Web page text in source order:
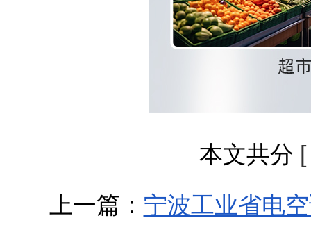
本文共分
上一篇： 宁波工业省电